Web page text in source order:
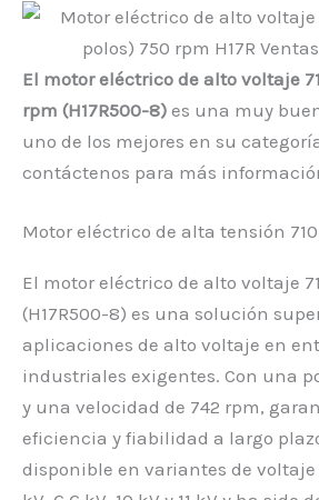
El motor eléctrico de alto voltaje
rpm (H17R500-8) es una muy
uno de los mejores en su
contáctenos para más
Motor eléctrico de alta tensión
El motor eléctrico de alto voltaje
(H17R500-8) es una solución
aplicaciones de alto voltaje en
industriales exigentes. Con una
y una velocidad de 742 rpm,
eficiencia y fiabilidad a largo
disponible en variantes de voltaje